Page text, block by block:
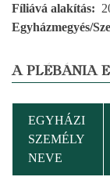
Fíliává alakítás
Egyházmegyés/
A PLÉBÁNIA
EGYHÁZI
SZEMÉLY
NEVE